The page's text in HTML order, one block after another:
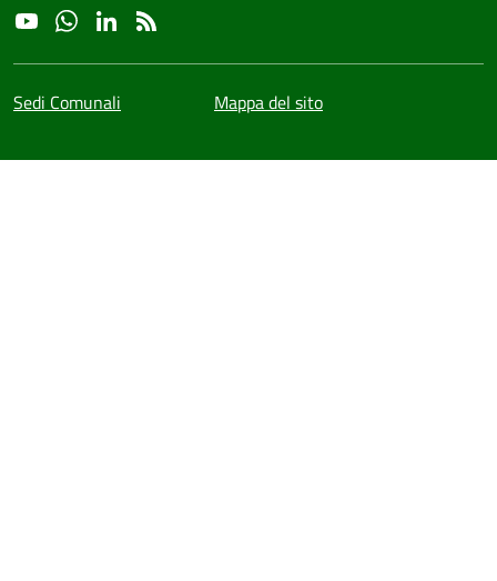
YouTubeWhatsapp
Linkedin
Sedi Comunali Mappa del sito